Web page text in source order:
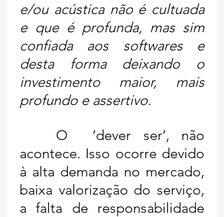
e/ou acústica não é cultuada
e que é profunda, mas sim
confiada aos softwares e
desta forma deixando o
investimento maior, mais
profundo e assertivo.
acontece. Isso ocorre devido
à alta demanda no mercado,
baixa valorização do serviço,
a falta de responsabilidade